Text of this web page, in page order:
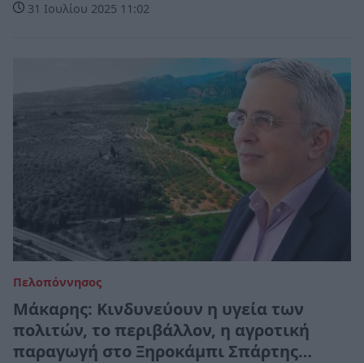
31 Ιουλίου 2025 11:02
Πελοπόννησος
Μάκαρης: Κινδυνεύουν η υγεία των
πολιτών, το περιβάλλον, η αγροτική
παραγωγή στο Ξηροκάμπι Σπάρτης…